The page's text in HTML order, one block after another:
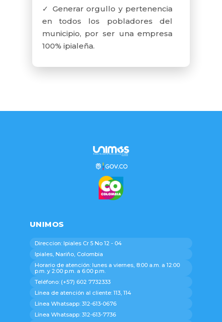
S.A. E.S.P. asuma el proceso de
gestión ética en su estatus de
entidad pública como un
ejercicio permanente de
✓ Generar orgullo y pertenencia
en todos los pobladores del
municipio, por ser una empresa
100% ipialeña.
UNIMOS
Direccion: Ipiales Cr 5 No 12 - 04
Ipiales, Nariño, Colombia
Horario de atención: lunes a viernes, 8:00 a.m. a 12:00
p.m. y 2:00 p.m. a 6:00 p.m.
Teléfono: (+57) 602 7732333
Línea de atención al cliente: 113, 114
Línea Whatsapp: 312-613-0676
Línea Whatsapp: 312-613-7736